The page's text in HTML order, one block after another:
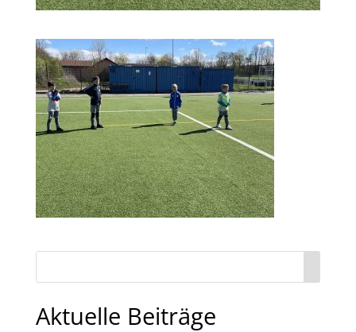
Aktuelle Beiträge